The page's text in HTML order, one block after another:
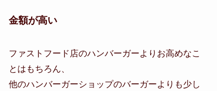
金額が高い
ファストフード店のハンバーガーよりお高めなこ
とはもちろん、
他のハンバーガーショップのバーガーよりも少し